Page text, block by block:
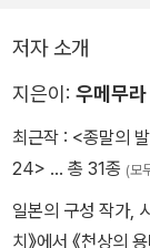
저자 소개
지은이: 우메무
최근작 : <종말의
24> … 총 31종 (모
일본의 구성 작가,
치》에서 《천상의